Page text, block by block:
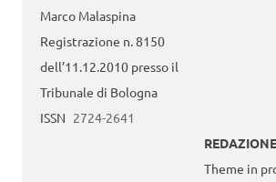
Marco Malaspina
Registrazione n. 8150
dell’11.12.2010 presso il
Tribunale di Bologna
ISSN 2724-2641
Theme in